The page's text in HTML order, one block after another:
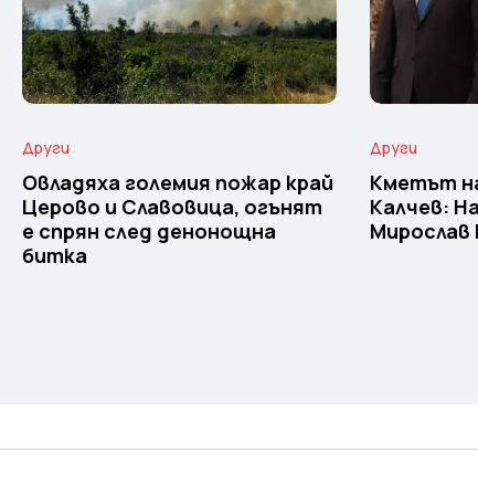
Други
Овладяха големия пожар край
Церово и Славовица, огънят
е спрян след денонощна
битка
Други
Кметът
Калчев:
Мирослав